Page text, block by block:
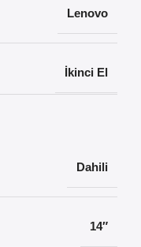
Lenovo
İkinci El
Dahili
14″